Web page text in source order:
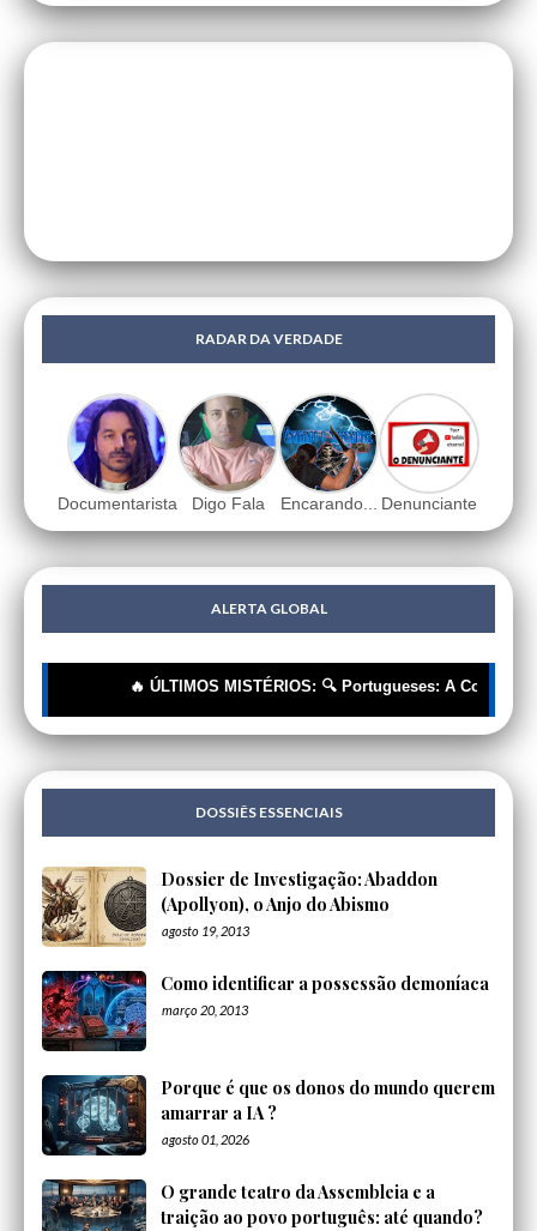
RADAR DA VERDADE
Documentarista Digo Fala Encarando... Denunciante
ALERTA GLOBAL
🔥 ÚLTIMOS MISTÉRIOS: 🔍 Portugueses: A Corrente
DOSSIÊS ESSENCIAIS
Dossier de Investigação: Abaddon
(Apollyon), o Anjo do Abismo
agosto 19, 2013
Como identificar a possessão demoníaca
março 20, 2013
Porque é que os donos do mundo querem
amarrar a IA ?
agosto 01, 2026
O grande teatro da Assembleia e a
traição ao povo português: até quando?